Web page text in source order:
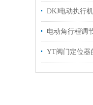
DKJ电动执行
YT阀门定位器